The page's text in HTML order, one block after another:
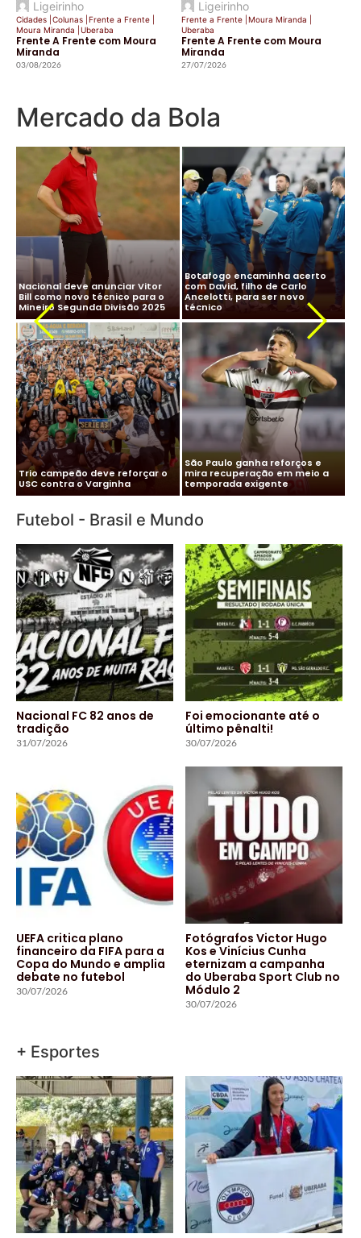
Ligeirinho
Cidades Colunas Frente a Frente
Moura Miranda
Uberaba
Frente A Frente com Moura
Miranda
03/08/2026
Ligeirinho
Frente a Frente Moura Miranda
Uberaba
Frente A Frente com Moura
Miranda
27/07/2026
Mercado da Bola
CBF desiste de Ancelotti:
salário milionário na Arábia e
impasse com Real Madrid
travam negociação
Ancelotti diz “sim” à Seleção
Brasileira e CBF finaliza
detalhes para oficializar
acordo
Cléber Xavier é o novo técnico
do Santos
Vitor Roque chega ao Brasil e
Palmeiras monta esquema
para evitar exposição
Futebol - Brasil e Mundo
Nacional FC 82 anos de
tradição
31/07/2026
Foi emocionante até o
último pênalti!
30/07/2026
UEFA critica plano
financeiro da FIFA para a
Copa do Mundo e amplia
debate no futebol
30/07/2026
Fotógrafos Victor Hugo
Kos e Vinícius Cunha
eternizam a campanha
do Uberaba Sport Club no
Módulo 2
30/07/2026
+ Esportes